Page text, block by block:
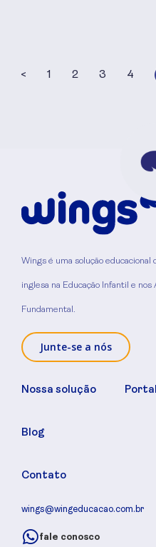
< 1 2 3 4
Wings é uma solução
inglesa na Educação Infantil e nos
Fundamental.
Junte-se a nós
Nossa solução
Blog
Contato
wings@wingeducacao.com.br
fale conosco